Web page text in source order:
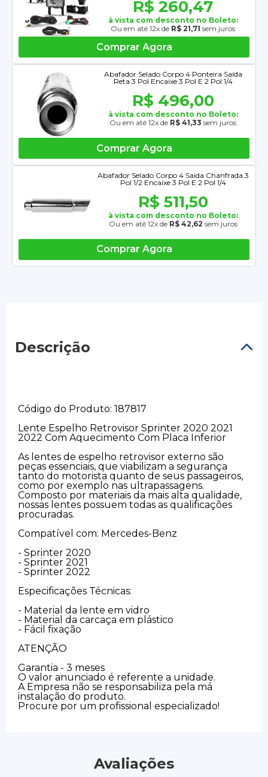
R$ 260,47
à vista com desconto no Boleto:
Ou em até 12x de R$ 21,71 sem juros
Comprar Agora
Abafador Selado Corpo 4 Ponteira Saída
Reta 3 Pol Encaixe 3 Pol E 2 Pol 1/4
R$ 496,00
à vista com desconto no Boleto:
Ou em até 12x de R$ 41,33 sem juros
Comprar Agora
Abafador Selado Corpo 4 Saida Chanfrada 3
Pol 1/2 Encaixe 3 Pol E 2 Pol 1/4
R$ 511,50
à vista com desconto no Boleto:
Ou em até 12x de R$ 42,62 sem juros
Comprar Agora
Descrição
Código do Produto: 187817
Lente Espelho Retrovisor Sprinter 2020 2021
2022 Com Aquecimento Com Placa Inferior
As lentes de espelho retrovisor externo são
peças essenciais, que viabilizam a segurança
tanto do motorista quanto de seus passageiros,
como por exemplo nas ultrapassagens.
Composto por materiais da mais alta qualidade,
nossas lentes possuem todas as qualificações
procuradas.
Compatível com: Mercedes-Benz
- Sprinter 2020
- Sprinter 2021
- Sprinter 2022
Especificações Técnicas:
- Material da lente em vidro
- Material da carcaça em plástico
- Fácil fixação
ATENÇÃO
Garantia - 3 meses
O valor anunciado é referente a unidade.
A Empresa não se responsabiliza pela má
instalação do produto.
Procure por um profissional especializado!
Avaliações